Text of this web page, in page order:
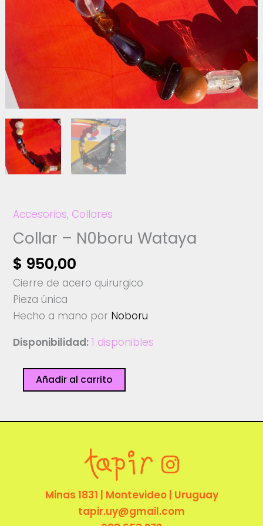
Accesorios, Collares
Collar – N0boru Wataya
$ 950,00
Cierre de acero quirurgico
Pieza única
Hecho a mano por Noboru
Disponibilidad: 1 disponibles
Collar
Wataya
Añadir al carrito
Minas 1831 | Montevideo | Uruguay
tapir.uy@gmail.com